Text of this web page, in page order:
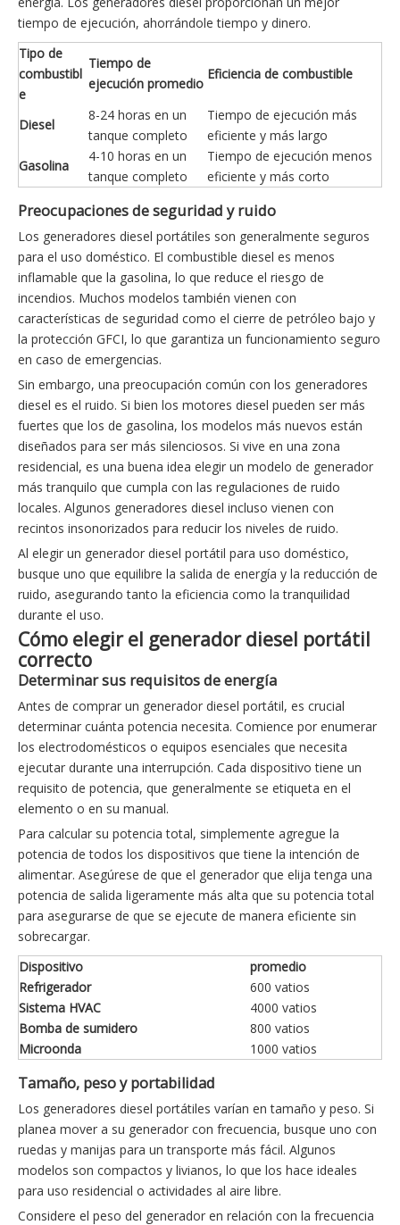
tiempo de ejecución, ahorrándole tiempo y dinero.
Tipo de
combustibl
e
Tiempo de
ejecución promedio
Eficiencia de combustible
Diesel
8-24 horas en un
tanque completo
Tiempo de ejecución más
eficiente y más largo
Gasolina
4-10 horas en un
tanque completo
Tiempo de ejecución menos
eficiente y más corto
Preocupaciones de seguridad y ruido
Los generadores diesel portátiles son generalmente seguros
para el uso doméstico. El combustible diesel es menos
inflamable que la gasolina, lo que reduce el riesgo de
incendios. Muchos modelos también vienen con
características de seguridad como el cierre de petróleo bajo y
la protección GFCI, lo que garantiza un funcionamiento seguro
en caso de emergencias.
Sin embargo, una preocupación común con los generadores
diesel es el ruido. Si bien los motores diesel pueden ser más
fuertes que los de gasolina, los modelos más nuevos están
diseñados para ser más silenciosos. Si vive en una zona
residencial, es una buena idea elegir un modelo de generador
más tranquilo que cumpla con las regulaciones de ruido
locales. Algunos generadores diesel incluso vienen con
recintos insonorizados para reducir los niveles de ruido.
Al elegir un generador diesel portátil para uso doméstico,
busque uno que equilibre la salida de energía y la reducción de
ruido, asegurando tanto la eficiencia como la tranquilidad
durante el uso.
Cómo elegir el generador diesel portátil
correcto
Determinar sus requisitos de energía
Antes de comprar un generador diesel portátil, es crucial
determinar cuánta potencia necesita. Comience por enumerar
los electrodomésticos o equipos esenciales que necesita
ejecutar durante una interrupción. Cada dispositivo tiene un
requisito de potencia, que generalmente se etiqueta en el
elemento o en su manual.
Para calcular su potencia total, simplemente agregue la
potencia de todos los dispositivos que tiene la intención de
alimentar. Asegúrese de que el generador que elija tenga una
potencia de salida ligeramente más alta que su potencia total
para asegurarse de que se ejecute de manera eficiente sin
sobrecargar.
Dispositivo
promedio
Refrigerador
600 vatios
Sistema HVAC
4000 vatios
Bomba de sumidero
800 vatios
Microonda
1000 vatios
Tamaño, peso y portabilidad
Los generadores diesel portátiles varían en tamaño y peso. Si
planea mover a su generador con frecuencia, busque uno con
ruedas y manijas para un transporte más fácil. Algunos
modelos son compactos y livianos, lo que los hace ideales
para uso residencial o actividades al aire libre.
Considere el peso del generador en relación con la frecuencia